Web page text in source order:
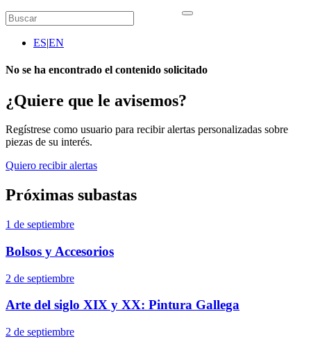
ES|EN
No se ha encontrado el contenido solicitado
¿Quiere que le avisemos?
Regístrese como usuario para recibir alertas personalizadas sobre
piezas de su interés.
Quiero recibir alertas
Próximas subastas
1 de septiembre
Bolsos y Accesorios
2 de septiembre
Arte del siglo XIX y XX: Pintura Gallega
2 de septiembre